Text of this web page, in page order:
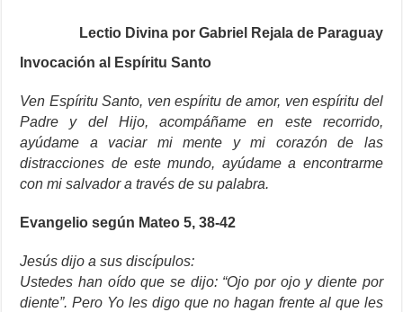
Lectio Divina por Gabriel Rejala de Paraguay
Invocación al Espíritu Santo
Ven Espíritu Santo, ven espíritu de amor, ven espíritu del
Padre y del Hijo, acompáñame en este recorrido,
ayúdame a vaciar mi mente y mi corazón de las
distracciones de este mundo, ayúdame a encontrarme
con mi salvador a través de su palabra.
Evangelio según Mateo 5, 38-42
Jesús dijo a sus discípulos:
Ustedes han oído que se dijo: “Ojo por ojo y diente por
diente”. Pero Yo les digo que no hagan frente al que les